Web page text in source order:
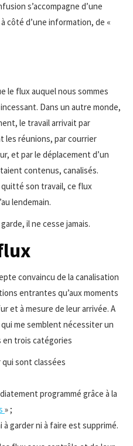
s’accompagne d’une
côté d’une information, de «
le flux auquel nous sommes
Dans un autre monde,
le travail arrivait par
les réunions, par courrier
et par le déplacement d’un
contenus, canalisés.
quitté son travail, ce flux
lendemain.
il ne cesse jamais.
convaincu de la canalisation
entrantes qu’aux moments
et à mesure de leur arrivée. A
me semblent nécessiter un
trois catégories
sont classées
programmé grâce à la
» ;
à garder ni à faire est supprimé.